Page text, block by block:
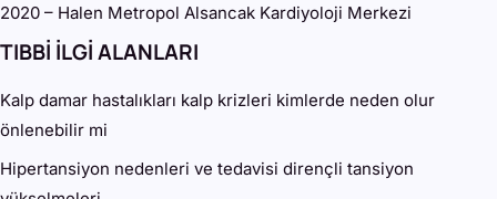
2020 – Halen Metropol Alsancak Kardiyoloji Merkezi
TIBBİ İLGİ ALANLARI
Kalp damar hastalıkları kalp krizleri kimlerde neden olur
önlenebilir mi
Hipertansiyon nedenleri ve tedavisi dirençli tansiyon